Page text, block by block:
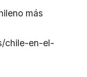
más
chile-en-el-